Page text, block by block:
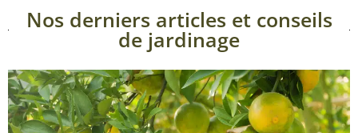
Nos derniers articles et conseils
de jardinage